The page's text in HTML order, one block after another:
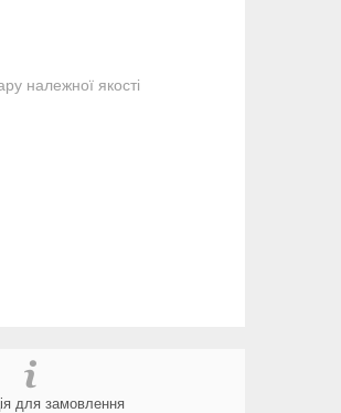
належної якості
для замовлення